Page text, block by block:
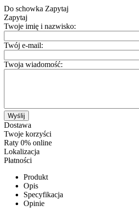
Do schowka Zapytaj
Zapytaj
Twoje imię i nazwisko:
Twój e-mail:
Twoja wiadomość:
Wyślij
Dostawa
Twoje korzyści
Raty 0% online
Lokalizacja
Płatności
Produkt
Opis
Specyfikacja
Opinie